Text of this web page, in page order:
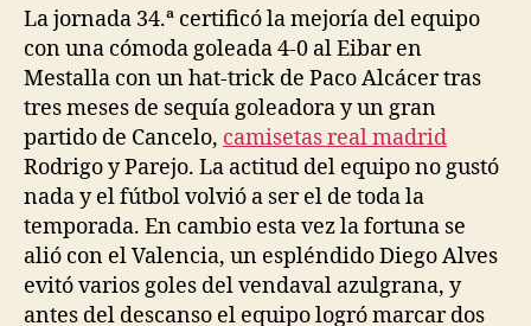
La jornada 34.ª certificó la mejoría del equipo
con una cómoda goleada 4-0 al Eibar en
Mestalla con un hat-trick de Paco Alcácer tras
tres meses de sequía goleadora y un gran
partido de Cancelo, camisetas real madrid
Rodrigo y Parejo. La actitud del equipo no gustó
nada y el fútbol volvió a ser el de toda la
temporada. En cambio esta vez la fortuna se
alió con el Valencia, un espléndido Diego Alves
evitó varios goles del vendaval azulgrana, y
antes del descanso el equipo logró marcar dos